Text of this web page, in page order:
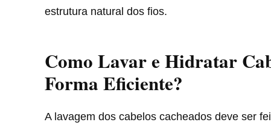
estrutura natural dos fios.
Como Lavar e Hidratar
Forma Eficiente?
A lavagem dos cabelos cacheados deve ser